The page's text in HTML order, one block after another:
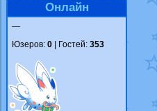
Онлайн
—
Юзеров: 0 | Гостей: 353